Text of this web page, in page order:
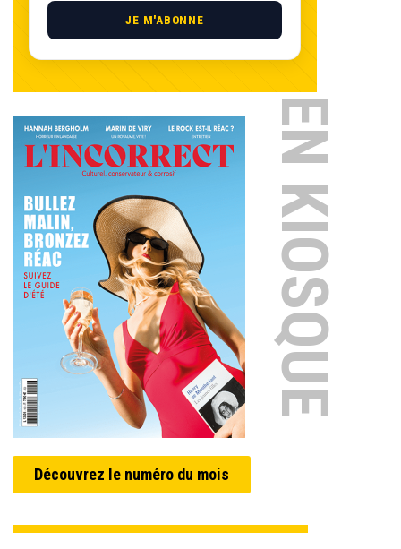
JE M'ABONNE
EN KIOSQUE
Découvrez le numéro du mois